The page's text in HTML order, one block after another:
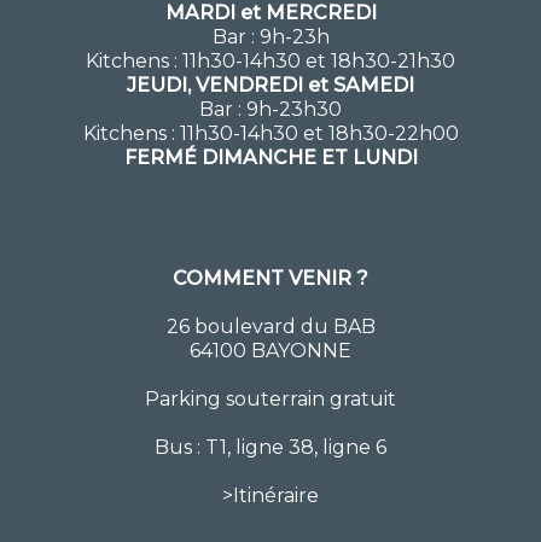
MARDI et MERCREDI
Bar : 9h-23h
Kitchens : 11h30-14h30 et 18h30-21h30
JEUDI, VENDREDI et SAMEDI
Bar : 9h-23h30
Kitchens : 11h30-14h30 et 18h30-22h00
FERMÉ DIMANCHE ET LUNDI
COMMENT VENIR ?
26 boulevard du BAB
64100 BAYONNE
Parking souterrain gratuit
Bus : T1, ligne 38, ligne 6
>Itinéraire